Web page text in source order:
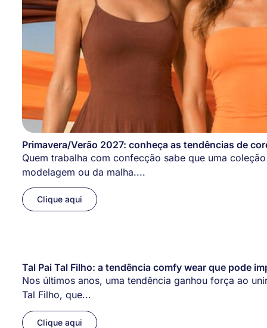
Primavera/Verão 2027: conheça as tendências de
Quem trabalha com confecção sabe que uma
modelagem ou da malha....
Clique aqui
Tal Pai Tal Filho: a tendência comfy wear que pode
Nos últimos anos, uma tendência ganhou força ao
Tal Filho, que...
Clique aqui